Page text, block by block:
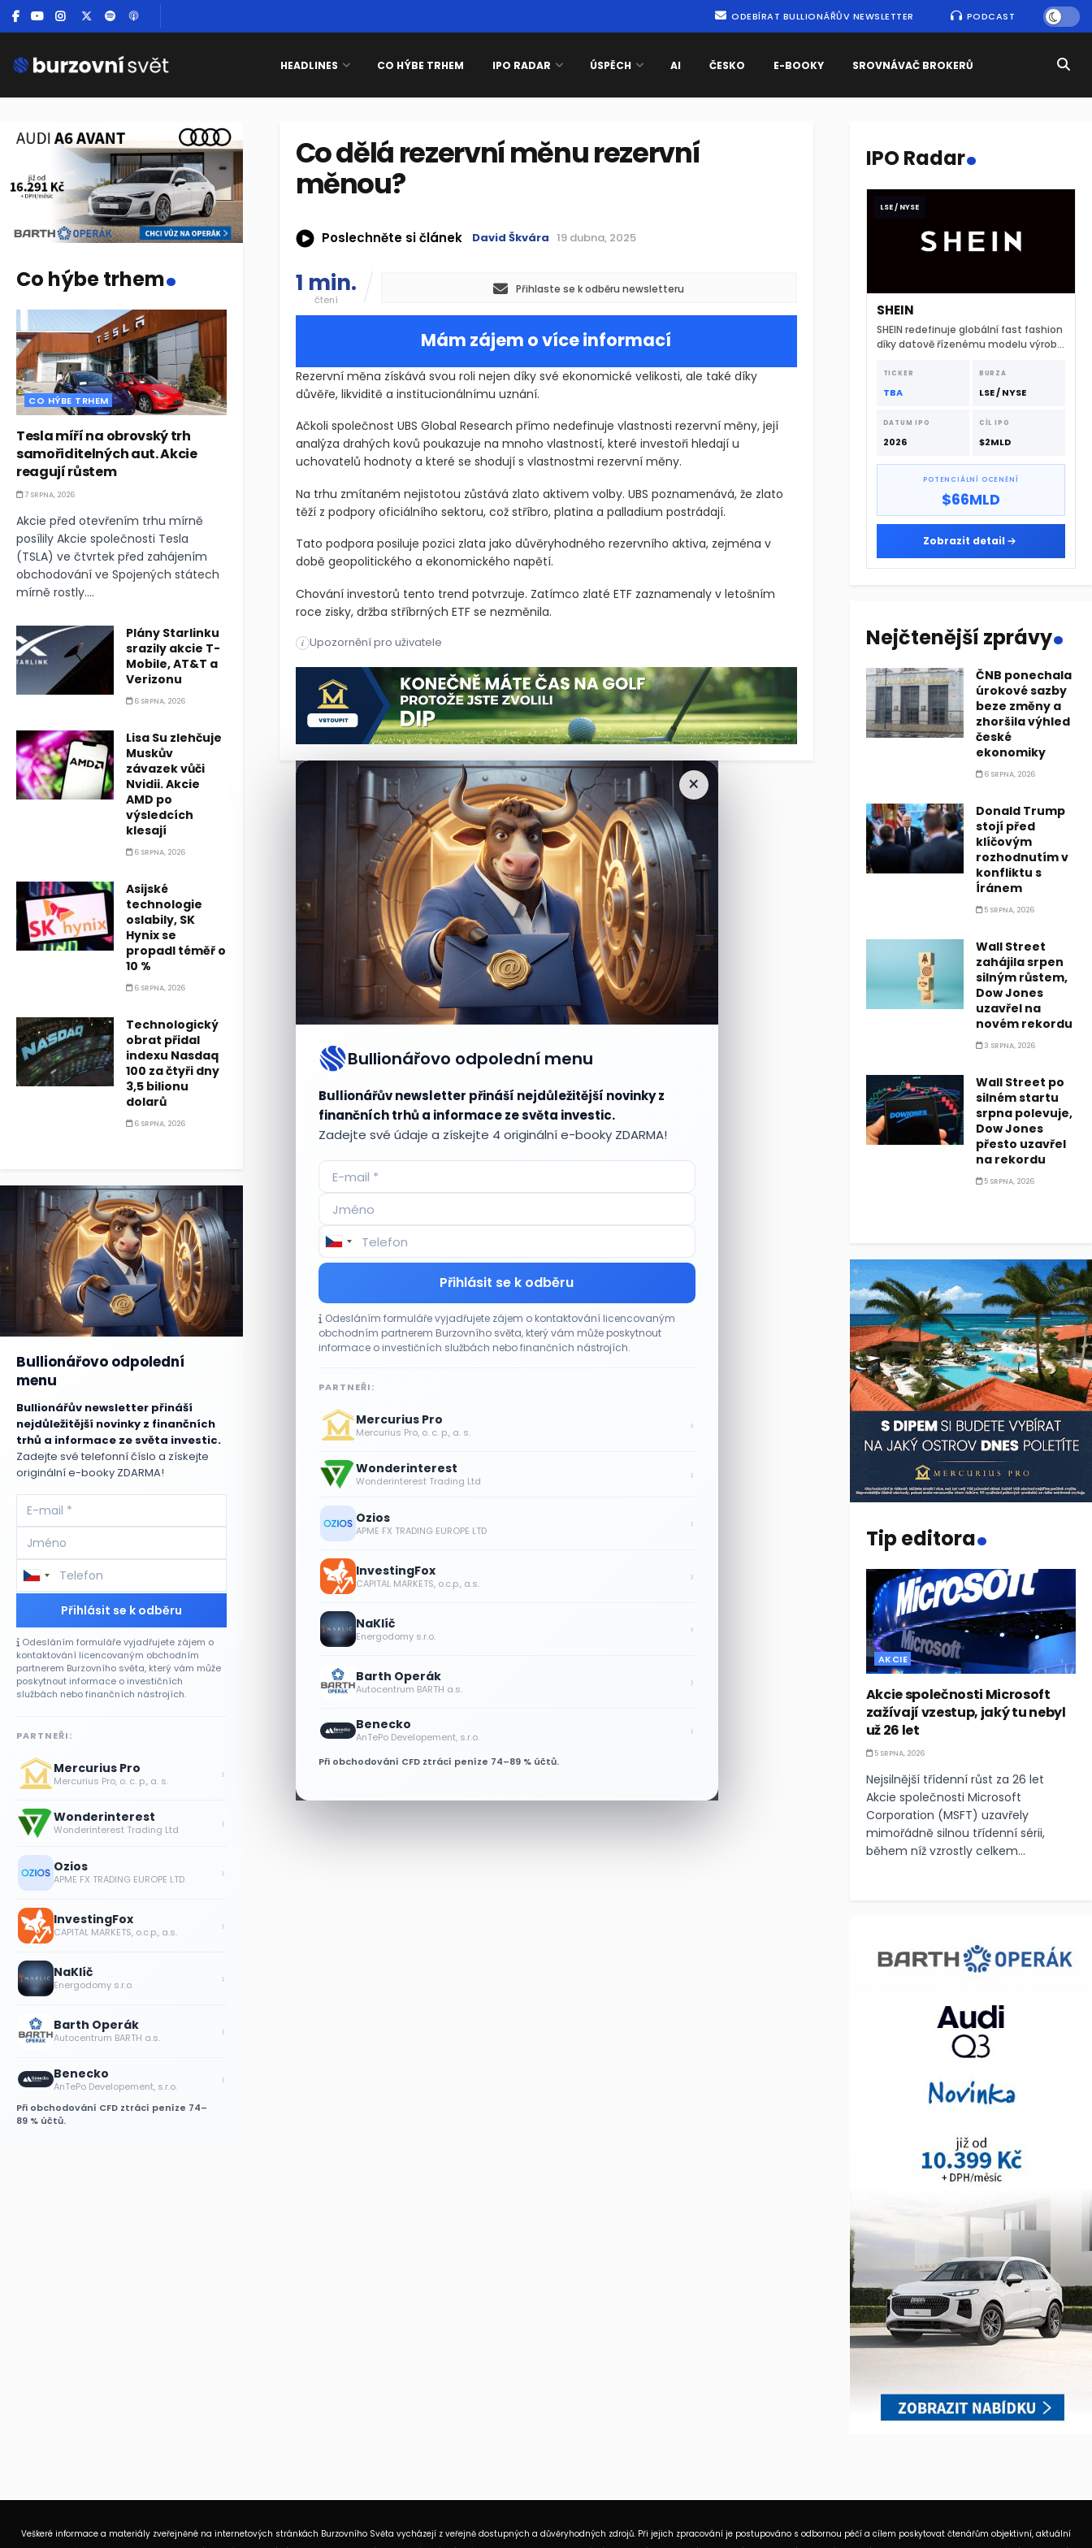
ODEBÍRAT BULLIONÁŘŮV NEWSLETTER PODCAST
HEADLINES CO HÝBE TRHEM IPO RADAR ÚSPĚCH AI ČESKO E-BOOKY SROVNÁVAČ BROKERŮ
Co dělá rezervní měnu rezervní
měnou?
Poslechněte si článek David Škvára 19 dubna, 2025
1 min.
čtení
Přihlaste se k odběru newsletteru
Mám zájem o více informací
Rezervní měna získává svou roli nejen díky své ekonomické velikosti, ale také díky
důvěře, likviditě a institucionálnímu uznání.
Ačkoli společnost UBS Global Research přímo nedefinuje vlastnosti rezervní měny, její
analýza drahých kovů poukazuje na mnoho vlastností, které investoři hledají u
uchovatelů hodnoty a které se shodují s vlastnostmi rezervní měny.
Na trhu zmítaném nejistotou zůstává zlato aktivem volby. UBS poznamenává, že zlato
těží z podpory oficiálního sektoru, což stříbro, platina a palladium postrádají.
Tato podpora posiluje pozici zlata jako důvěryhodného rezervního aktiva, zejména v
době geopolitického a ekonomického napětí.
Chování investorů tento trend potvrzuje. Zatímco zlaté ETF zaznamenaly v letošním
roce zisky, držba stříbrných ETF se nezměnila.
Rezervní měna získává svou roli nejen díky své ekonomické velikosti, ale také díky důvěře, likviditě a institucionálnímu uznání. Ačkoli
i Upozornění pro uživatele
Rezervní měna získává svou roli nejen díky své ekonomické velikosti, ale také díky důvěře, likviditě a institucionálnímu uznání. Ačkoli
×
Bullionářovo odpolední menu
Bullionářův newsletter přináší nejdůležitější novinky z
finančních trhů a informace ze světa investic.
Zadejte své údaje a získejte 4 originální e-booky ZDARMA!
Přihlásit se k odběru
Odesláním formuláře vyjadřujete zájem o kontaktování licencovaným
obchodním partnerem Burzovního světa, který vám může poskytnout
informace o investičních službách nebo finančních nástrojích.
PARTNEŘI:
Mercurius Pro
Mercurius Pro, o. c. p., a. s. ›
Wonderinterest
Wonderinterest Trading Ltd ›
Ozios
APME FX TRADING EUROPE LTD ›
InvestingFox
CAPITAL MARKETS, o.c.p., a.s. ›
NaKlíč
Energodomy s.r.o. ›
Barth Operák
Autocentrum BARTH a.s. ›
Benecko
AnTePo Developement, s.r.o. ›
Při obchodování CFD ztrácí peníze 74–89 % účtů.
Co hýbe trhem.
CO HÝBE TRHEM
Tesla míří na obrovský trh
samořiditelných aut. Akcie
reagují růstem
7 SRPNA, 2026
Akcie před otevřením trhu mírně
posílily Akcie společnosti Tesla
(TSLA) ve čtvrtek před zahájením
obchodování ve Spojených státech
mírně rostly....
Plány Starlinku
srazily akcie T-
Mobile, AT&T a
Verizonu
6 SRPNA, 2026
Lisa Su zlehčuje
Muskův
závazek vůči
Nvidii. Akcie
AMD po
výsledcích
klesají
6 SRPNA, 2026
Asijské
technologie
oslabily, SK
Hynix se
propadl téměř o
10 %
6 SRPNA, 2026
Technologický
obrat přidal
indexu Nasdaq
100 za čtyři dny
3,5 bilionu
dolarů
6 SRPNA, 2026
Bullionářovo odpolední
menu
Bullionářův newsletter přináší
nejdůležitější novinky z finančních
trhů a informace ze světa investic.
Zadejte své telefonní číslo a získejte
originální e-booky ZDARMA!
Přihlásit se k odběru
Odesláním formuláře vyjadřujete zájem o
kontaktování licencovaným obchodním
partnerem Burzovního světa, který vám může
poskytnout informace o investičních
službách nebo finančních nástrojích.
PARTNEŘI:
Mercurius Pro
Mercurius Pro, o. c. p., a. s. ›
Wonderinterest
Wonderinterest Trading Ltd ›
Ozios
APME FX TRADING EUROPE LTD ›
InvestingFox
CAPITAL MARKETS, o.c.p., a.s. ›
NaKlíč
Energodomy s.r.o. ›
Barth Operák
Autocentrum BARTH a.s. ›
Benecko
AnTePo Developement, s.r.o. ›
Při obchodování CFD ztrácí peníze 74–
89 % účtů.
IPO Radar.
LSE / NYSE
SHEIN
SHEIN redefinuje globální fast fashion
díky datově řízenému modelu výroby
dodavatelskému řetězci.
TICKER
TBA
BURZA
LSE / NYSE
DATUM IPO
2026
CÍL IPO
$2MLD
POTENCIÁLNÍ OCENĚNÍ
$66MLD
Zobrazit detail
Nejčtenější zprávy.
ČNB ponechala
úrokové sazby
beze změny a
zhoršila výhled
české
ekonomiky
6 SRPNA, 2026
Donald Trump
stojí před
klíčovým
rozhodnutím v
konfliktu s
Íránem
5 SRPNA, 2026
Wall Street
zahájila srpen
silným růstem,
Dow Jones
uzavřel na
novém rekordu
3 SRPNA, 2026
Wall Street po
silném startu
srpna polevuje,
Dow Jones
přesto uzavřel
na rekordu
5 SRPNA, 2026
Tip editora.
AKCIE
Akcie společnosti Microsoft
zažívají vzestup, jaký tu nebyl
už 26 let
5 SRPNA, 2026
Nejsilnější třídenní růst za 26 let
Akcie společnosti Microsoft
Corporation (MSFT) uzavřely
mimořádně silnou třídenní sérii,
během níž vzrostly celkem...
Veškeré informace a materiály zveřejněné na internetových stránkách Burzovního Světa vycházejí z veřejně dostupných a důvěryhodných zdrojů. Při jejich zpracování je postupováno s odbornou péčí a cílem poskytovat čtenářům objektivní, aktuální